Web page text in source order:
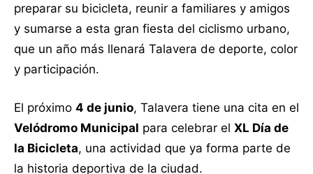
preparar su bicicleta, reunir a familiares y amigos
y sumarse a esta gran fiesta del ciclismo urbano,
que un año más llenará Talavera de deporte, color
y participación.
El próximo 4 de junio, Talavera tiene una cita en el
Velódromo Municipal para celebrar el XL Día de
la Bicicleta, una actividad que ya forma parte de
la historia deportiva de la ciudad.